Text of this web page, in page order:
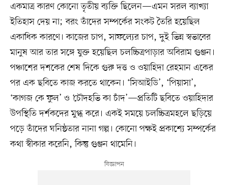
একমাত্র কারণ কোনো তৃতীয় ব্যক্তি ছিলেন—এমন সরল ব্যাখ্যা
ইতিহাস দেয় না; বরং তাঁদের সম্পর্কের সংকট তৈরি হয়েছিল
একাধিক কারণে। কাজের চাপ, সাফল্যের চাপ, দুই ভিন্ন স্বভাবের
মানুষ আর তার সঙ্গে যুক্ত হয়েছিল চলচ্চিত্রপাড়ার অবিরাম গুঞ্জন।
পঞ্চাশের দশকের শেষ দিকে গুরু দত্ত ও ওয়াহিদা রেহমান একের
পর এক ছবিতে কাজ করতে থাকেন। ‘সিআইডি’, ‘পিয়াসা’,
‘কাগজ কে ফুল’ ও ‘চৌদহভি কা চাঁদ’—প্রতিটি ছবিতে ওয়াহিদার
উপস্থিতি দর্শকদের মুগ্ধ করে। একই সময়ে চলচ্চিত্রমহলে ছড়িয়ে
পড়ে তাঁদের ঘনিষ্ঠতার নানা গল্প। কোনো পক্ষই প্রকাশ্যে সম্পর্কের
কথা স্বীকার করেনি, কিন্তু গুঞ্জন থামেনি।